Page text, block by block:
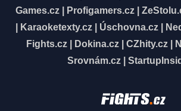
Games.cz
Profigamers.cz
Karaoketexty.cz| Úschovna.cz|
Fights.cz
Dokina.cz CZhity.cz
Srovnám.cz